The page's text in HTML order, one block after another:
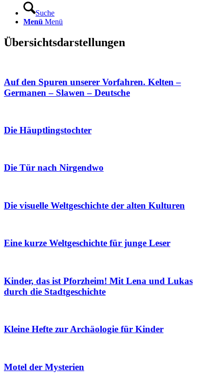
Suche
Menü Menü
Übersichtsdarstellungen
Auf den Spuren unserer Vorfahren. Kelten –
Germanen – Slawen – Deutsche
Die Häuptlingstochter
Die Tür nach Nirgendwo
Die visuelle Weltgeschichte der alten Kulturen
Eine kurze Weltgeschichte für junge Leser
Kinder, das ist Pforzheim! Mit Lena und Lukas
durch die Stadtgeschichte
Kleine Hefte zur Archäologie für Kinder
Motel der Mysterien